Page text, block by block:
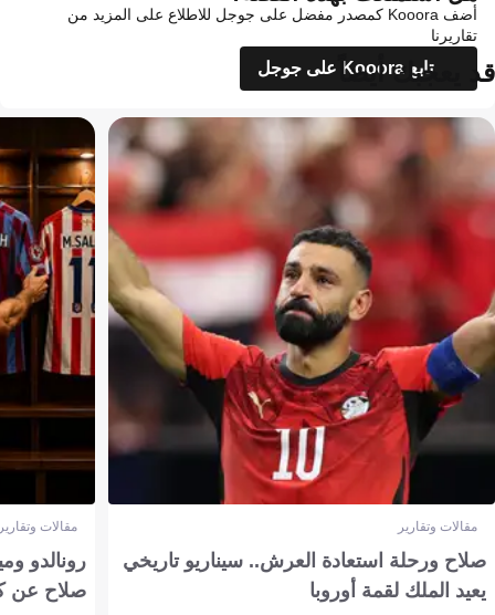
أضف Kooora كمصدر مفضل على جوجل للاطلاع على المزيد من
تقاريرنا
تابع Kooora على جوجل
قد يعجبك أيضاً
مقالات وتقارير
صلاح ورحلة استعادة العرش.. سيناريو تاريخي
يعيد الملك لقمة أوروبا
مقالات
رونالدو
صلاح عن